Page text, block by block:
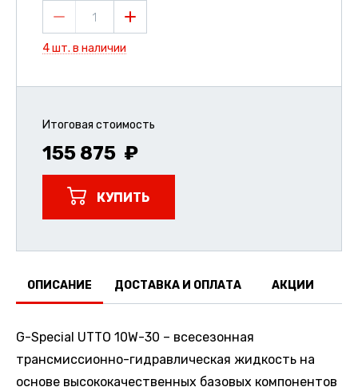
1
4 шт. в наличии
Итоговая стоимость
155 875
КУПИТЬ
ОПИСАНИЕ ДОСТАВКА И ОПЛАТА АКЦИИ
G-Special UTTO 10W-30 – всесезонная
трансмиссионно-гидравлическая жидкость на
основе высококачественных базовых компонентов